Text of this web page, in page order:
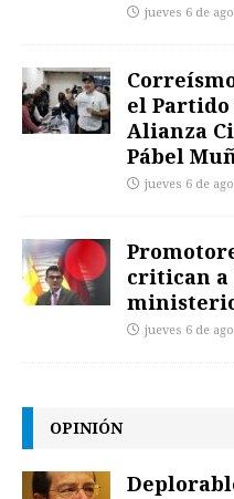
jueves 6 de
el
Alianza
Pábel
jueves 6 de
critican a
jueves 6 de
OPINIÓN